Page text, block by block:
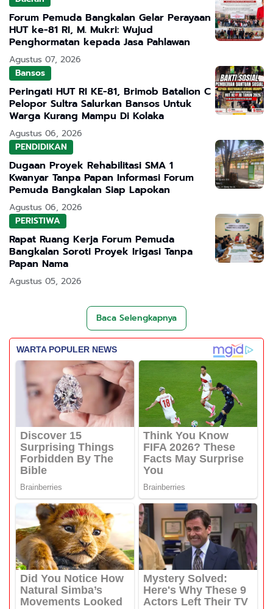
Forum Pemuda Bangkalan Gelar Perayaan
HUT ke-81 RI, M. Mukri: Wujud
Penghormatan kepada Jasa Pahlawan
Agustus 07, 2026
Bansos
Peringati HUT RI KE-81, Brimob Batalion C
Pelopor Sultra Salurkan Bansos Untuk
Warga Kurang Mampu Di Kolaka
Agustus 06, 2026
PENDIDIKAN
Dugaan Proyek Rehabilitasi SMA 1
Kwanyar Tanpa Papan Informasi Forum
Pemuda Bangkalan Siap Lapokan
Agustus 06, 2026
PERISTIWA
Rapat Ruang Kerja Forum Pemuda
Bangkalan Soroti Proyek Irigasi Tanpa
Papan Nama
Agustus 05, 2026
Baca Selengkapnya